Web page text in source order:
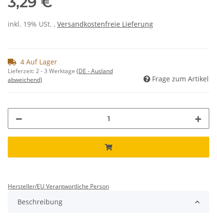
inkl. 19% USt. , Versandkostenfreie Lieferung
4 Auf Lager
Lieferzeit:2 - 3 Werktage (DE - Ausland
abweichend)
Frage zum Artikel
Hersteller/EU Verantwortliche Person
Beschreibung